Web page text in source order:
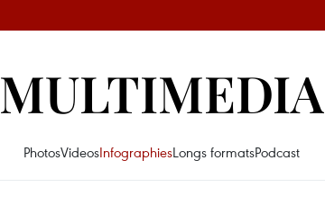
MULTIMEDIA
PhotosVideosInfographiesLongs formatsPodcast